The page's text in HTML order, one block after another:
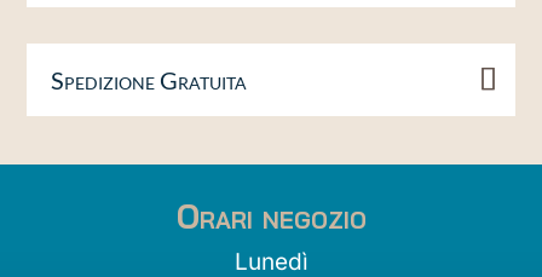
Spedizione Gratuita
Orari negozio
Lunedì